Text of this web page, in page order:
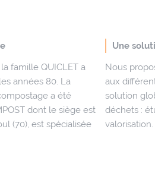
famille QUICLET a
années 80. La
a été
dont le siège est
(70), est spécialisée
des déchets
Une
Nous
aux
solution
déchets :
valorisation.